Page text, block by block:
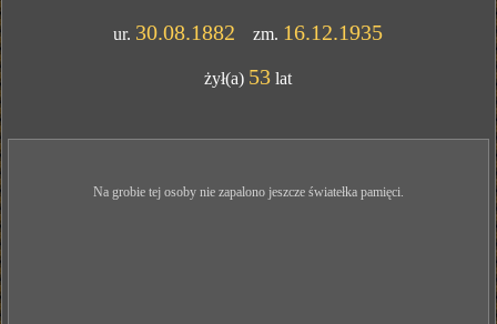
ur. 30.08.1882 zm. 16.12.1935
żył(a) 53 lat
Na grobie tej osoby nie zapalono jeszcze światełka pamięci.